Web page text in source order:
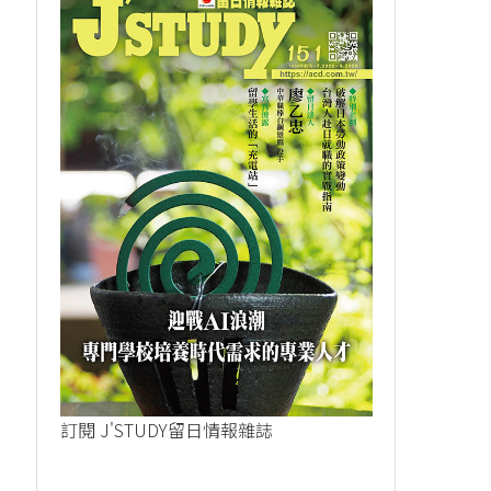
訂閱 J'STUDY留日情報雜誌